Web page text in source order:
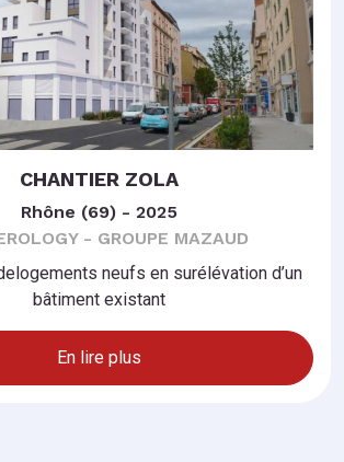
CHANTIER ZOLA
Rhône (69) - 2025
- GROUPE MAZAUD
neufs en surélévation d’un
bâtiment existant
En lire plus